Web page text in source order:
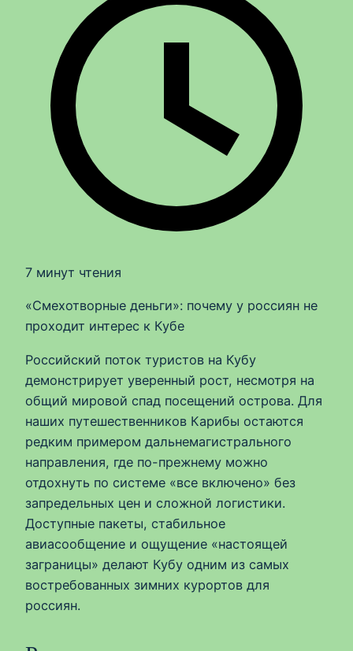
7 минут чтения
«Смехотворные деньги»: почему у россиян не
проходит интерес к Кубе
Российский поток туристов на Кубу
демонстрирует уверенный рост, несмотря на
общий мировой спад посещений острова. Для
наших путешественников Карибы остаются
редким примером дальнемагистрального
направления, где по-прежнему можно
отдохнуть по системе «все включено» без
запредельных цен и сложной логистики.
Доступные пакеты, стабильное
авиасообщение и ощущение «настоящей
заграницы» делают Кубу одним из самых
востребованных зимних курортов для
россиян.